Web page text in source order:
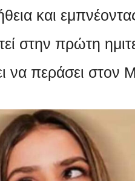
και
στην πρώτη
να περάσει στον